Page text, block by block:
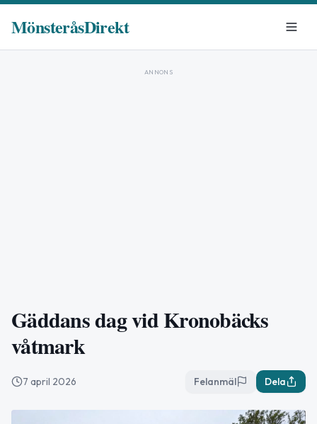
MönsteråsDirekt
ANNONS
Gäddans dag vid Kronobäcks
våtmark
7 april 2026 Felanmäl Dela